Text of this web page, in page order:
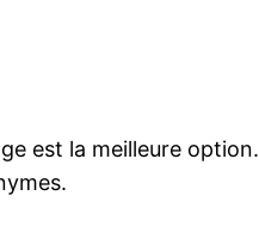
est la meilleure option.